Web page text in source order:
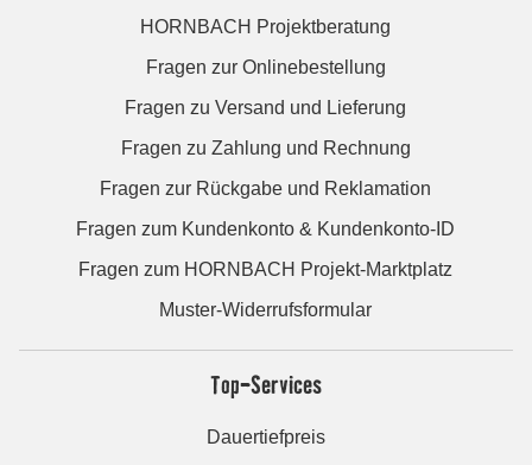
HORNBACH Projektberatung
Fragen zur Onlinebestellung
Fragen zu Versand und Lieferung
Fragen zu Zahlung und Rechnung
Fragen zur Rückgabe und Reklamation
Fragen zum Kundenkonto & Kundenkonto-ID
Fragen zum HORNBACH Projekt-Marktplatz
Muster-Widerrufsformular
Top-Services
Dauertiefpreis